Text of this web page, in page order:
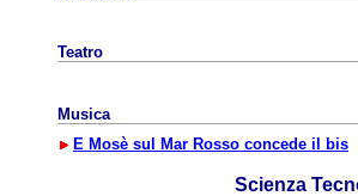
Teatro
Musica
E Mosè sul Mar Rosso concede il bis
Scienza